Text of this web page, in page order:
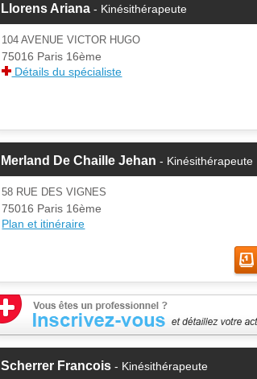
Llorens Ariana - Kinésithérapeute
Cette fiche est la propriété
d'un membre.
Si vous êtes ce membre, mettez à
jour ces informations sur votre
104 AVENUE VICTOR HUGO
75016 Paris 16ème
Détails du spécialiste
Merland De Chaille Jehan - Kinésithérapeute
58 RUE DES VIGNES
75016 Paris 16ème
Plan et itinéraire
Scherrer Francois - Kinésithérapeute
Cette fiche est la propriété